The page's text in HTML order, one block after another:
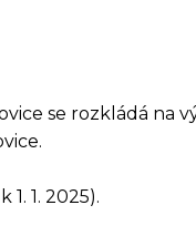
se rozkládá na
1. 1. 2025).